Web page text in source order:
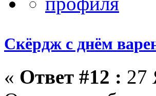
Скёрдж с днём
« Ответ #12 : 27